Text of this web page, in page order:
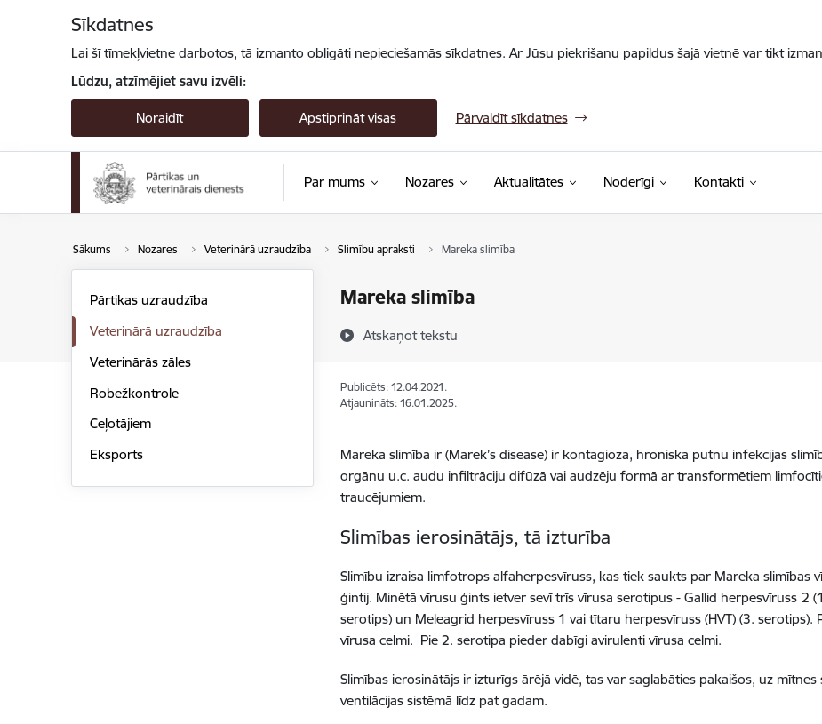
Sīkdatnes
Lai šī tīmekļvietne darbotos, tā izmanto obligāti nepieciešamās sīkdatnes. Ar Jūsu piekrišanu papildus šajā vietnē var tikt
Lūdzu, atzīmējiet savu izvēli:
Noraidīt Apstiprināt visas Pārvaldīt sīkdatnes
Par mums Nozares Aktualitātes Noderīgi Kontakti
Sākums Nozares Veterinārā uzraudzība Slimību apraksti Mareka slimība
Mareka slimība
Atskaņot tekstu
Pārtikas uzraudzība
Veterinārā uzraudzība
Veterinārās zāles
Robežkontrole
Ceļotājiem
Eksports
Publicēts: 12.04.2021.
Atjaunināts: 16.01.2025.
Mareka slimība ir (Marek’s disease) ir kontagioza, hroniska putnu infekcijas
orgānu u.c. audu infiltrāciju difūzā vai audzēju formā ar transformētiem
traucējumiem.
Slimības ierosinātājs, tā izturība
Slimību izraisa limfotrops alfaherpesvīruss, kas tiek saukts par Mareka slimības
ģintij. Minētā vīrusu ģints ietver sevī trīs vīrusa serotipus - Gallid herpesvīruss 2
serotips) un Meleagrid herpesvīruss 1 vai tītaru herpesvīruss (HVT) (3. serotips).
vīrusa celmi. Pie 2. serotipa pieder dabīgi avirulenti vīrusa celmi.
Slimības ierosinātājs ir izturīgs ārējā vidē, tas var saglabāties pakaišos, uz
ventilācijas sistēmā līdz pat gadam.